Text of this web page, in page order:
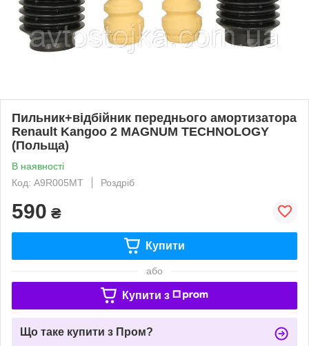
Пильник+відбійник переднього амортизатора
Renault Kangoo 2 MAGNUM TECHNOLOGY
(Польща)
В наявності
Код: A9R005MT
Роздріб
590 ₴
Купити
або
Купити з
Що таке купити з Пром?